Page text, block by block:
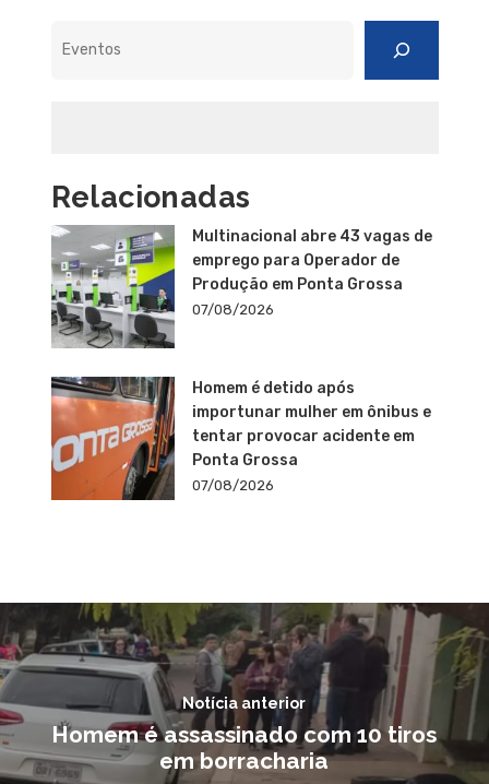
Relacionadas
Multinacional abre 43 vagas de
emprego para Operador de
Produção em Ponta Grossa
07/08/2026
Homem é detido após
importunar mulher em ônibus e
tentar provocar acidente em
Ponta Grossa
07/08/2026
Notícia anterior
Homem é assassinado com 10 tiros
em borracharia